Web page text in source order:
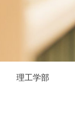
理工学部